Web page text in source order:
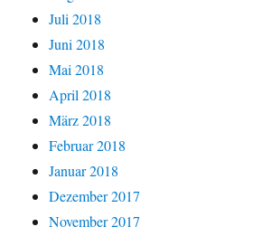
Juli 2018
Juni 2018
Mai 2018
April 2018
März 2018
Februar 2018
Januar 2018
Dezember 2017
November 2017